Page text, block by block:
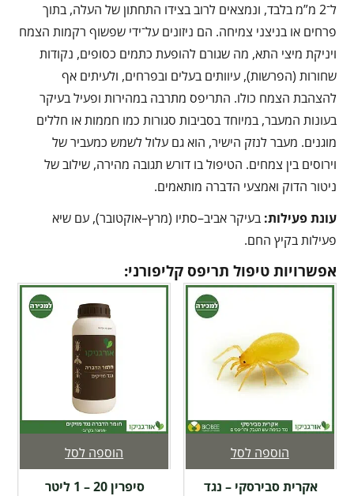
ל־2 מ”מ בלבד, ונמצאים לרוב בצידו התחתון של העלה, בתוך
פרחים או בניצני צמיחה. הם ניזונים על־ידי שפשוף רקמות הצמח
ויניקת מיצי התא, מה שגורם להופעת כתמים כסופים, נקודות
שחורות (הפרשות), עיוותים בעלים ובפרחים, ולעיתים אף
להצהבת הצמח כולו. התריפס מתרבה במהירות ופעיל בעיקר
בעונות המעבר, במיוחד בסביבות סגורות כמו חממות או חללים
מוגנים. מעבר לנזק הישיר, הוא גם עלול לשמש כמעביר של
וירוסים בין צמחים. הטיפול בו דורש תגובה מהירה, שילוב של
ניטור הדוק ואמצעי הדברה מותאמים.
עונת פעילות: בעיקר אביב–סתיו (מרץ–אוקטובר), עם שיא
פעילות בקיץ החם.
אפשרויות טיפול תריפס קליפורני:
אקרית סבירסקי – נגד
הוספה לסל
סיפרין 20 – 1 ליטר
הוספה לסל